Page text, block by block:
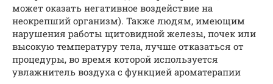
может оказать негативное воздействие на
неокрепший организм). Также людям, имеющим
нарушения работы щитовидной железы, почек или
высокую температуру тела, лучше отказаться от
процедуры, во время которой используется
увлажнитель воздуха с функцией ароматерапии